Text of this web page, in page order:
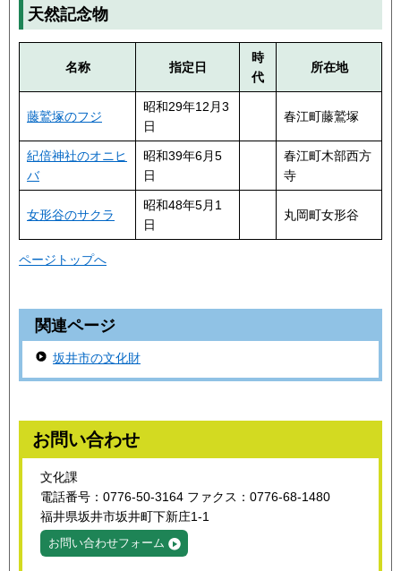
天然記念物
名称 指定日
時
代
所在地
藤鷲塚のフジ
昭和29年12月3
日
春江町藤鷲塚
紀倍神社のオニヒ
バ
昭和39年6月5
日
春江町木部西方
寺
女形谷のサクラ
昭和48年5月1
日
丸岡町女形谷
ページトップへ
関連ページ
坂井市の文化財
お問い合わせ
文化課
電話番号：0776-50-3164 ファクス：0776-68-1480
福井県坂井市坂井町下新庄1-1
お問い合わせフォーム